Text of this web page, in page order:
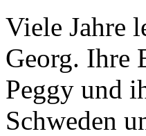
Viele Jahre
Georg. Ihre
Peggy und
Schweden